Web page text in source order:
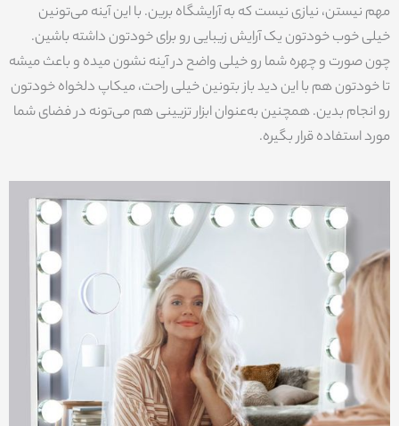
مهم نیستن، نیازی نیست که به آرایشگاه برین. با این آینه می‌تونین
خیلی خوب خودتون یک آرایش زیبایی رو برای خودتون داشته باشین.
چون صورت و چهره شما رو خیلی واضح در آینه نشون میده و باعث میشه
تا خودتون هم با این دید باز بتونین خیلی راحت، میکاپ دلخواه خودتون
رو انجام بدین. همچنین به‌عنوان ابزار تزیینی هم می‌تونه در فضای شما
مورد استفاده قرار بگیره.